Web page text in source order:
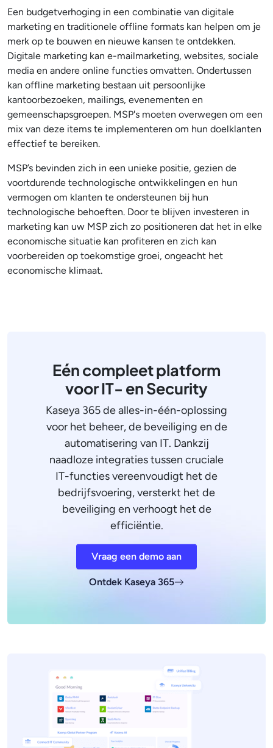
Een budgetverhoging in een combinatie van digitale
marketing en traditionele offline formats kan helpen om je
merk op te bouwen en nieuwe kansen te ontdekken.
Digitale marketing kan e-mailmarketing, websites, sociale
media en andere online functies omvatten. Ondertussen
kan offline marketing bestaan uit persoonlijke
kantoorbezoeken, mailings, evenementen en
gemeenschapsgroepen. MSP's moeten overwegen om een
mix van deze items te implementeren om hun doelklanten
effectief te bereiken.
MSP’s bevinden zich in een unieke positie, gezien de
voortdurende technologische ontwikkelingen en hun
vermogen om klanten te ondersteunen bij hun
technologische behoeften. Door te blijven investeren in
marketing kan uw MSP zich zo positioneren dat het in elke
economische situatie kan profiteren en zich kan
voorbereiden op toekomstige groei, ongeacht het
economische klimaat.
Eén compleet platform
voor IT- en Security
Kaseya 365 de alles-in-één-oplossing
voor het beheer, de beveiliging en de
automatisering van IT. Dankzij
naadloze integraties tussen cruciale
IT-functies vereenvoudigt het de
bedrijfsvoering, versterkt het de
beveiliging en verhoogt het de
efficiëntie.
Vraag een demo aan
Ontdek Kaseya 365